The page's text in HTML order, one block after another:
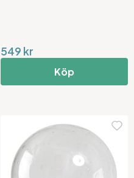
549 kr
Köp